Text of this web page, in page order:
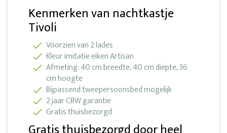
Kenmerken van nachtkastje
Tivoli
Voorzien van 2 lades
Kleur imitatie eiken Artisan
Afmeting: 40 cm breedte, 40 cm diepte, 36
cm hoogte
Bijpassend tweepersoonsbed mogelijk
2 jaar CBW garantie
Gratis thuisbezorgd